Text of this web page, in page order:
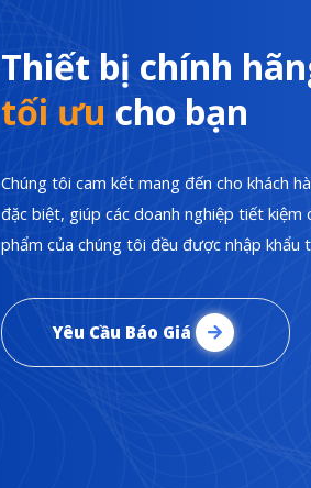
Thiết bị chính
tối ưu cho bạn
Chúng tôi cam kết mang đến cho khách
đặc biệt, giúp các doanh nghiệp tiết kiệm
phẩm của chúng tôi đều được nhập
Yêu Cầu Báo Giá